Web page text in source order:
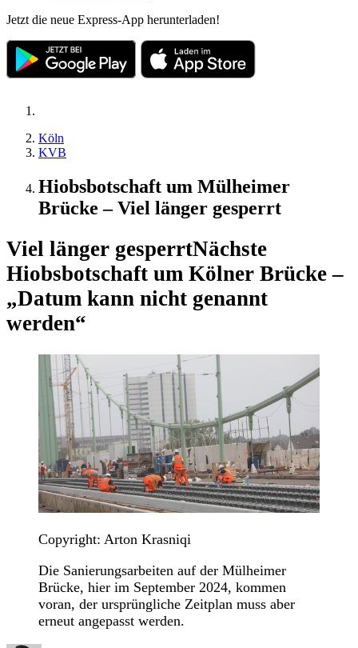
Jetzt die neue Express-App herunterladen!
Köln
KVB
Hiobsbotschaft um Mülheimer
Brücke – Viel länger gesperrt
Viel länger gesperrtNächste
Hiobsbotschaft um Kölner Brücke –
„Datum kann nicht genannt
werden“
Copyright: Arton Krasniqi
Die Sanierungsarbeiten auf der Mülheimer
Brücke, hier im September 2024, kommen
voran, der ursprüngliche Zeitplan muss aber
erneut angepasst werden.